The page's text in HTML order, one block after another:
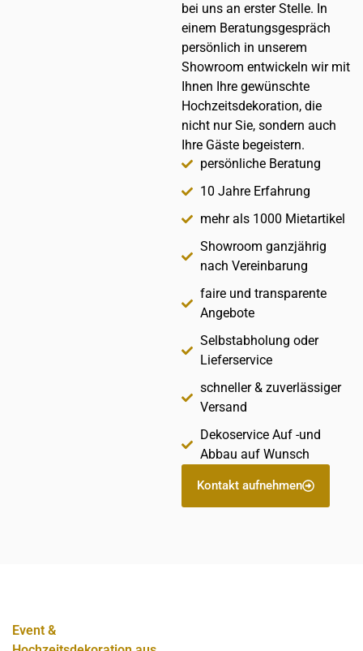
bei uns an erster Stelle. In
einem Beratungsgespräch
persönlich in unserem
Showroom entwickeln wir mit
Ihnen Ihre gewünschte
Hochzeitsdekoration, die
nicht nur Sie, sondern auch
Ihre Gäste begeistern.
persönliche Beratung
10 Jahre Erfahrung
mehr als 1000 Mietartikel
Showroom ganzjährig
nach Vereinbarung
faire und transparente
Angebote
Selbstabholung oder
Lieferservice
schneller & zuverlässiger
Versand
Dekoservice Auf -und
Abbau auf Wunsch
Kontakt aufnehmen
Event &